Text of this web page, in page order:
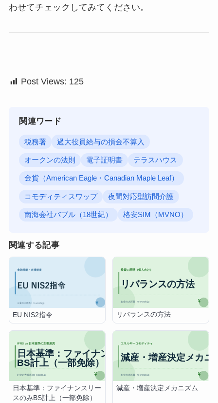
わせてチェックしてみてください。
Post Views: 125
関連ワード
税務署 過大役員給与の損金不算入
オークンの法則 電子証明書 テラスハウス
金貨（American Eagle・Canadian Maple Leaf）
コモディティスワップ 夜間対応型訪問介護
南海会社バブル（18世紀） 格安SIM（MVNO）
関連する記事
EU NIS2指令 リバランスの方法
日本基準：ファイナンスリー
スのみBS計上（一部免除）
減産・増産決定メカニズム